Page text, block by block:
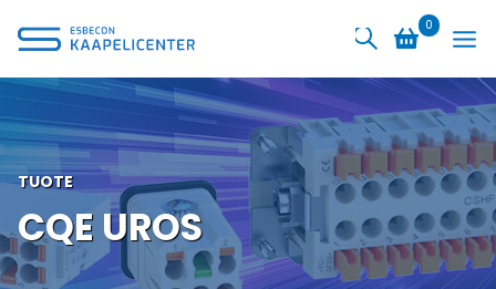
sisältöön
0
TUOTE
CQE UROS